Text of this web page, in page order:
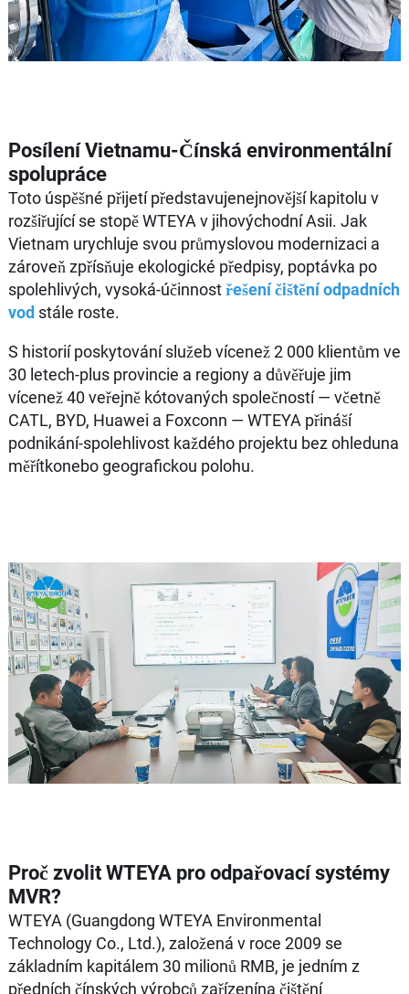
Posílení Vietnamu-Čínská environmentální
spolupráce
Toto úspěšné přijetí představujenejnovější kapitolu v
rozšiřující se stopě WTEYA v jihovýchodní Asii. Jak
Vietnam urychluje svou průmyslovou modernizaci a
zároveň zpřísňuje ekologické předpisy, poptávka po
spolehlivých, vysoká-účinnostřešení čištění odpadních
vod stále roste.
S historií poskytování služeb vícenež 2 000 klientům ve
30 letech-plus provincie a regiony a důvěřuje jim
vícenež 40 veřejně kótovaných společností — včetně
CATL, BYD, Huawei a Foxconn — WTEYA přináší
podnikání-spolehlivost každého projektu bez ohleduna
měřítkonebo geografickou polohu.
Proč zvolit WTEYA pro odpařovací systémy
MVR?
WTEYA (Guangdong WTEYA Environmental
Technology Co., Ltd.), založená v roce 2009 se
základním kapitálem 30 milionů RMB, je jedním z
předních čínských výrobců zařízenína čištění